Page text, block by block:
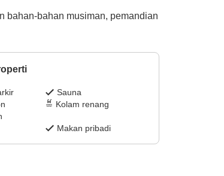
bahan-bahan musiman, pemandian
Sauna
Kolam renang
Makan pribadi